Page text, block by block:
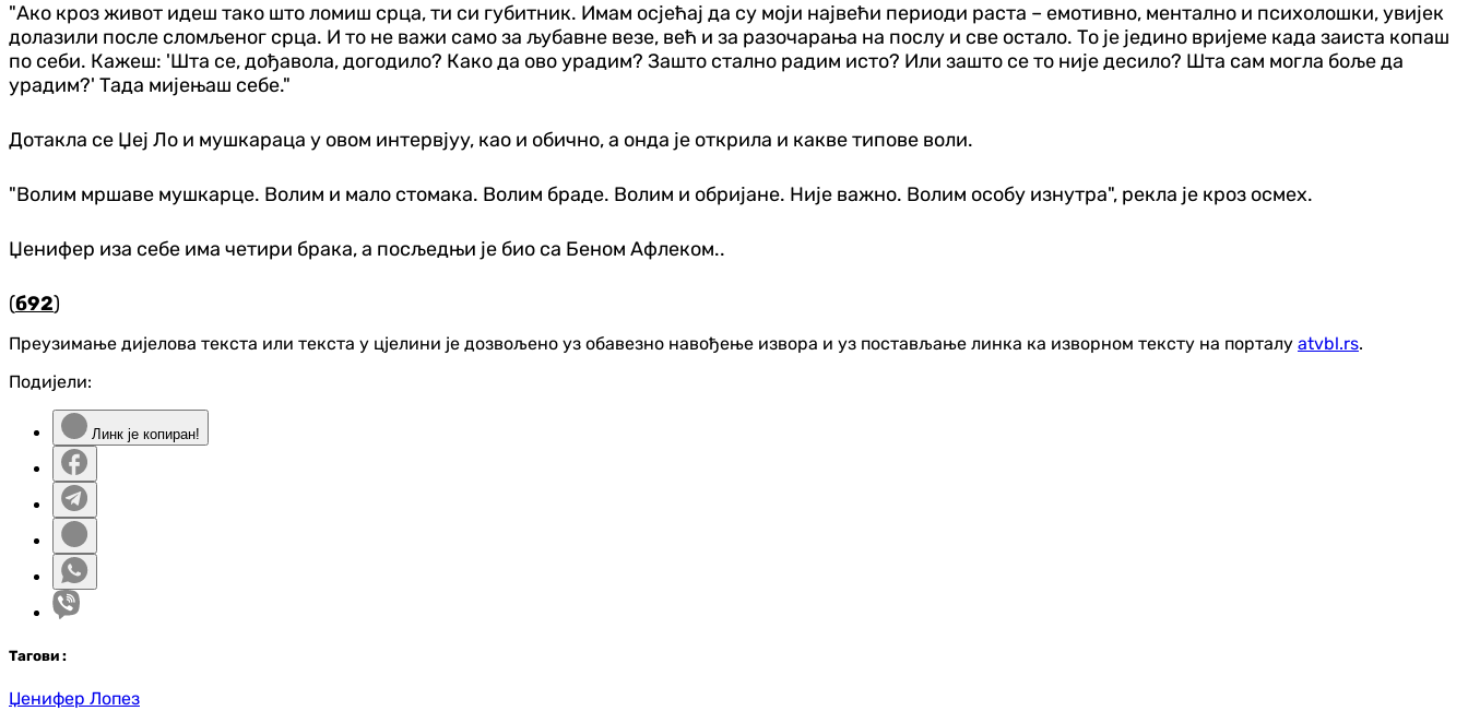
"Ако кроз живот идеш тако што ломиш срца, ти си губитник. Имам осјећај да су моји највећи периоди раста – емотивно, ментално и психолошки, увијек
долазили после сломљеног срца. И то не важи само за љубавне везе, већ и за разочарања на послу и све остало. То је једино вријеме када заиста копаш
по себи. Кажеш: 'Шта се, дођавола, догодило? Како да ово урадим? Зашто стално радим исто? Или зашто се то није десило? Шта сам могла боље да
урадим?' Тада мијењаш себе."
Дотакла се Џеј Ло и мушкараца у овом интервјуу, као и обично, а онда је открила и какве типове воли.
"Волим мршаве мушкарце. Волим и мало стомака. Волим браде. Волим и обријане. Није важно. Волим особу изнутра", рекла је кроз осмех.
Џенифер иза себе има четири брака, а посљедњи је био са Беном Афлеком..
(б92)
Преузимање дијелова текста или текста у цјелини је дозвољено уз обавезно навођење извора и уз постављање линка ка изворном тексту на порталу atvbl.rs.
Подијели:
Линк је копиран!
Тагови :
Џенифер Лопез